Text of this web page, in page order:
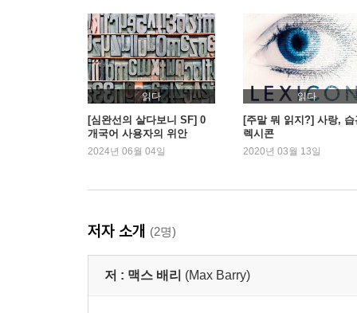
읽다
[심완선의 살다보니 SF] 0
개국어 사용자의 위안
2024년 06월 04일
읽다
[주말 뭐 읽지?] 사랑, 습
렉시콘
2020년 03월 13일
저자 소개 (2명)
저 : 맥스 배리 (Max Barry)